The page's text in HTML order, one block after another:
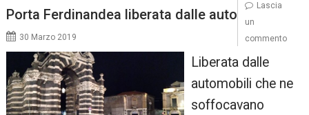
Porta Ferdinandea liberata dalle auto
30 Marzo 2019
Liberata dalle
automobili che ne
soffocavano
Lascia
un
commento